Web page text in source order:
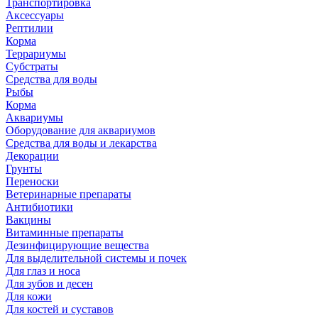
Транспортировка
Аксессуары
Рептилии
Корма
Террариумы
Субстраты
Средства для воды
Рыбы
Корма
Аквариумы
Оборудование для аквариумов
Средства для воды и лекарства
Декорации
Грунты
Переноски
Ветеринарные препараты
Антибиотики
Вакцины
Витаминные препараты
Дезинфицирующие вещества
Для выделительной системы и почек
Для глаз и носа
Для зубов и десен
Для кожи
Для костей и суставов